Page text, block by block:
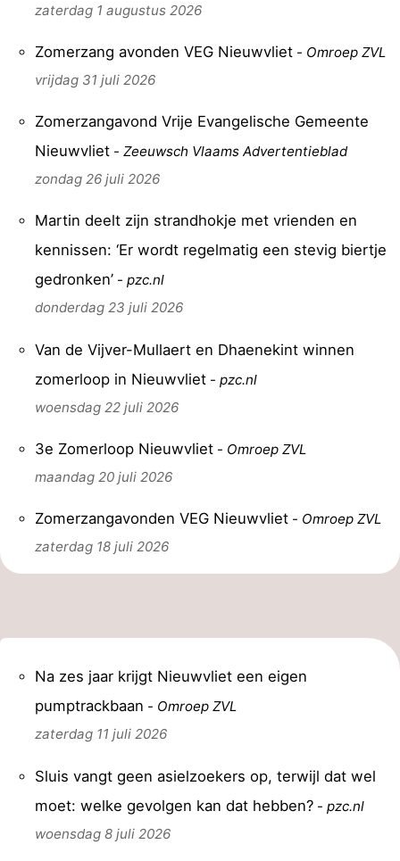
Bowlen
Minigolfbanen
Wellness
centra
Dorpen
Steden
Natuur
Sporten
Zwembaden
Paardrijden
Surfen
Vuurtoren
Eten
en
Haaientanden
Praktisch
Parkeren
Reisboekenwinkel
Nieuws
Medische
zaterdag 1 augustus 2026
Zomerzang avonden VEG Nieuwvliet - Omroep ZVL
vrijdag 31 juli 2026
Zomerzangavond Vrije Evangelische Gemeente
Nieuwvliet -Zeeuwsch Vlaams Advertentieblad
zondag 26 juli 2026
Martin deelt zijn strandhokje met vrienden en
kennissen: ‘Er wordt regelmatig een stevig biertje
gedronken’ -pzc.nl
donderdag 23 juli 2026
Van de Vijver-Mullaert en Dhaenekint winnen
zomerloop in Nieuwvliet -pzc.nl
woensdag 22 juli 2026
3e Zomerloop Nieuwvliet - Omroep ZVL
maandag 20 juli 2026
Zomerzangavonden VEG Nieuwvliet - Omroep ZVL
zaterdag 18 juli 2026
Na zes jaar krijgt Nieuwvliet een eigen
pumptrackbaan - Omroep ZVL
zaterdag 11 juli 2026
Sluis vangt geen asielzoekers op, terwijl dat wel
moet: welke gevolgen kan dat hebben? -pzc.nl
woensdag 8 juli 2026